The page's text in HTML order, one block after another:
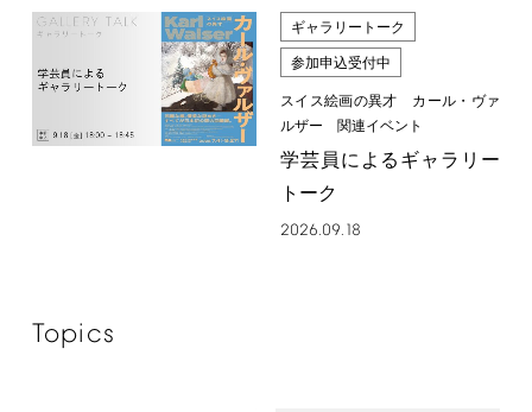
ギャラリートーク
参加申込受付中
スイス絵画の異才 カール・ヴァ
ルザー 関連イベント
学芸員によるギャラリー
トーク
2026.09.18
Topics